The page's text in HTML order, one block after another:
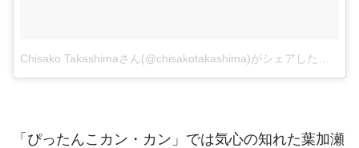
Chisako Takashimaさん(@chisakotakashima)がシェアした投稿
「ぴったんこカン・カン」では気心の知れた葉加瀬